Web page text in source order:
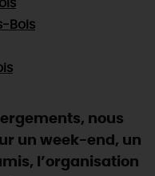
VIVRE
des animaux 🐎
de la Faïencerie de
!
🎉
en 2026
Bois
nous
un week-end, un
l’organisation